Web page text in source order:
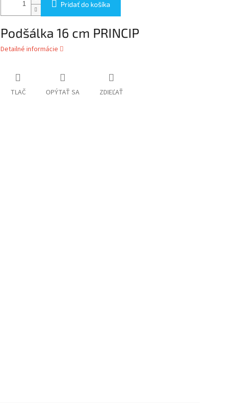
Pridať do košíka
Podšálka 16 cm PRINCIP
Detailné informácie
TLAČ OPÝTAŤ SA ZDIEĽAŤ